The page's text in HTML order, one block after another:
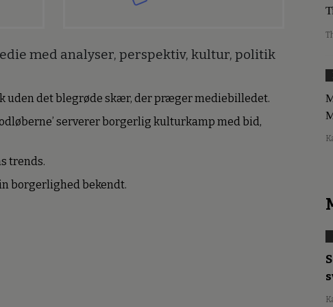
med analyser, perspektiv, kultur, politik
uden det blegrøde skær, der præger mediebilledet.
serverer borgerlig kulturkamp med bid,
trends.
borgerlighed bekendt.